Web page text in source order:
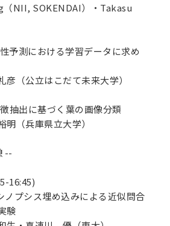
NII, SOKENDAI）・Takasu
予測における学習データに求め
（公立はこだて未来大学）
抽出に基づく葉の画像分類
（兵庫県立大学）
--
16:45)
プシス埋め込みによる近似問合
験